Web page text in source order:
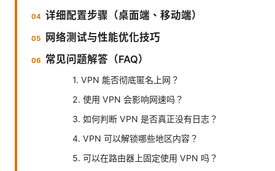
详细配置步骤（桌面端、移动端）
网络测试与性能优化技巧
常见问题解答（FAQ）
1. VPN 能否彻底匿名上网？
2. 使用 VPN 会影响网速吗？
3. 如何判断 VPN 是否真正没有日志？
4. VPN 可以解锁哪些地区内容？
5. 可以在路由器上固定使用 VPN 吗？